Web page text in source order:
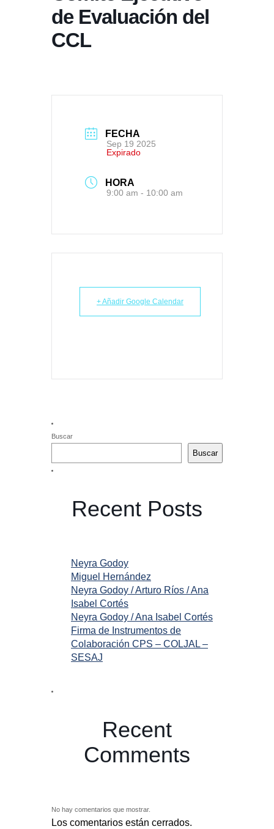
de Evaluación del
CCL
FECHA
Sep 19 2025
Expirado
HORA
9:00 am - 10:00 am
+ Añadir Google Calendar
Buscar
Buscar
Recent Posts
Neyra Godoy
Miguel Hernández
Neyra Godoy / Arturo Ríos / Ana
Isabel Cortés
Neyra Godoy / Ana Isabel Cortés
Firma de Instrumentos de
Colaboración CPS – COLJAL –
SESAJ
Recent
Comments
No hay comentarios que mostrar.
Los comentarios están cerrados.